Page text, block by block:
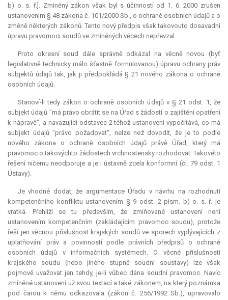
b) o. s. ř.]. Zmíněný zákon však byl s účinností od 1. 6. 2000 zrušen
ustanovením § 48 zákona č. 101/2000 Sb., o ochraně osobních údajů a o
změně některých zákonů. Tento nový předpis však takovouto dosavadní
úpravu pravomoci soudů ve zmíněných věcech nepřevzal.
Proto okresní soud dále správně odkázal na věcně novou (byť
legislativně technicky málo šťastně formulovanou) úpravu ochrany práv
subjektů údajů tak, jak ji předpokládá § 21 nového zákona o ochraně
osobních údajů.
Stanoví-li tedy zákon o ochraně osobních údajů v § 21 odst. 1, že
subjekt údajů "má právo obrátit se na Úřad s žádostí o zajištění opatření
k nápravě", a navazující odstavec 2 téhož ustanovení vypočítává, co má
subjekt údajů "právo požadovat", nelze než dovodit, že je to podle
nového zákona o ochraně osobních údajů právě Úřad, který má
pravomoc o takovýchto žádostech vrchnostensky rozhodovat. Takovéto
řešení ničemu neodporuje a je i ústavně zcela konformní (čl. 79 odst. 1
Ústavy).
Je vhodné dodat, že argumentace Úřadu v návrhu na rozhodnutí
kompetenčního konfliktu ustanovením § 9 odst. 2 písm. b) o. s. ř. je
vratká. Přehlíží se tu především, že zmiňované ustanovení není
ustanovením kompetenčním (zakládajícím pravomoc soudu), protože
řeší jen věcnou příslušnost krajských soudů ve sporech vyplývajících z
uplatňování práv a povinností podle právních předpisů o ochraně
osobních údajů v informačních systémech. O věcné příslušnosti
krajského soudu (nebo jiného stupně soudní soustavy) lze však
pojmově uvažovat jen tehdy, je-li vůbec dána soudní pravomoc. Navíc
zmíněné ustanovení už svou textací a také zákonem, na který poznámka
pod čarou k němu odkazovala (zákon č. 256/1992 Sb.), upravovalo